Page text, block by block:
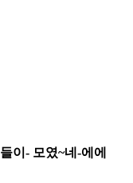
이- 모였~네-에에